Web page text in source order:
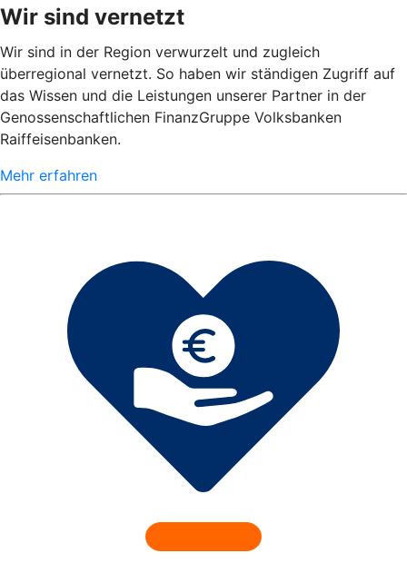
Wir sind vernetzt
Wir sind in der Region verwurzelt und zugleich
überregional vernetzt. So haben wir ständigen Zugriff auf
das Wissen und die Leistungen unserer Partner in der
Genossenschaftlichen FinanzGruppe Volksbanken
Raiffeisenbanken.
Mehr erfahren